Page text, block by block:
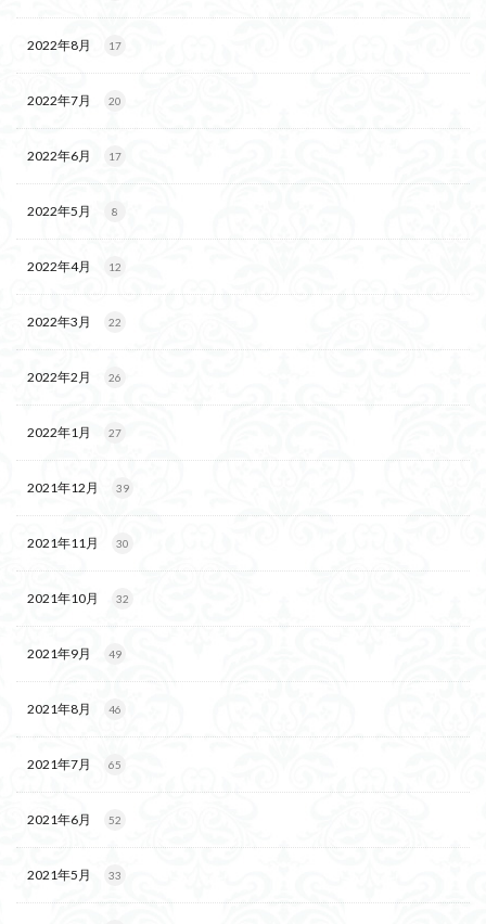
2022年8月 17
2022年7月 20
2022年6月 17
2022年5月 8
2022年4月 12
2022年3月 22
2022年2月 26
2022年1月 27
2021年12月 39
2021年11月 30
2021年10月 32
2021年9月 49
2021年8月 46
2021年7月 65
2021年6月 52
2021年5月 33